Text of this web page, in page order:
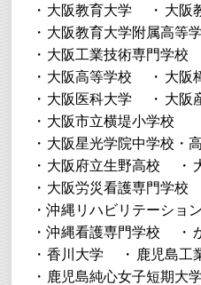
大阪教育大学
大阪
大阪教育大学附属高等
大阪工業技術専門学校
大阪高等学校
大阪
大阪医科大学
大阪
大阪市立横堤小学校
大阪星光学院中学校・
大阪府立生野高校
大阪労災看護専門学校
沖縄リハビリテーショ
沖縄看護専門学校
香川大学
鹿児島工
鹿児島純心女子短期大学